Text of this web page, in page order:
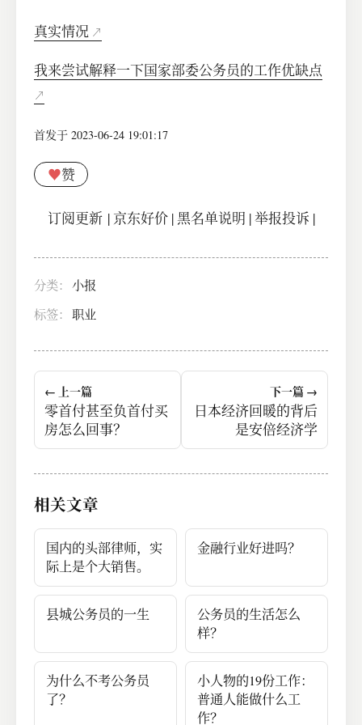
真实情况
我来尝试解释一下国家部委公务员的工作优缺点
首发于 2023-06-24 19:01:17
♥赞
订阅更新| 京东好价|黑名单说明 |举报投诉 |
分类： 小报
标签： 职业
← 上一篇
零首付甚至负首付买
房怎么回事？
下一篇 →
日本经济回暖的背后
是安倍经济学
相关文章
国内的头部律师，实
际上是个大销售。
金融行业好进吗？
县城公务员的一生
公务员的生活怎么
样？
为什么不考公务员
了？
小人物的19份工作：
普通人能做什么工
作？